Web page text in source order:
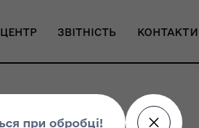
ЗВІТНІСТЬ КОНТАКТИ